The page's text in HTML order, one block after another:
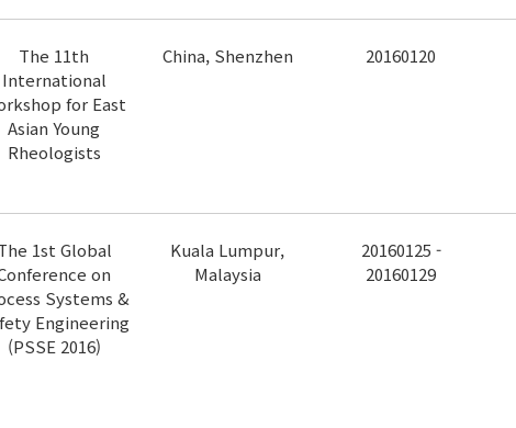
The 11th
International
for East
Asian Young
Rheologists
China, Shenzhen 20160120
1st Global
on
Systems &
Engineering
(PSSE 2016)
Kuala Lumpur,
Malaysia
20160125 -
20160129